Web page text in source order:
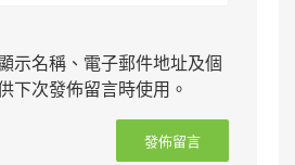
示名稱、電子郵件地址及個
下次發佈留言時使用。